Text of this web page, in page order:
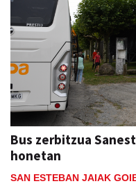
Bus zerbitzua
honetan
SAN ESTEBAN JAIAK